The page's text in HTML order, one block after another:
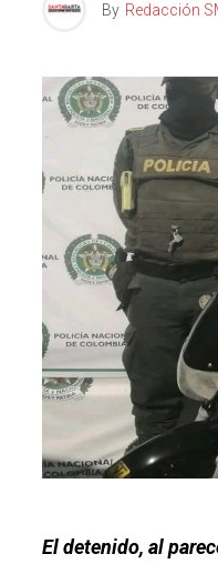
By Redacción
El detenido, al